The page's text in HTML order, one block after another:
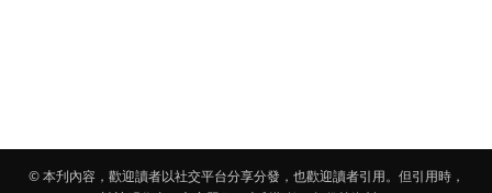
© 本刋內容，歡迎讀者以社交平台分享分發，也歡迎讀者引用。但引用時，